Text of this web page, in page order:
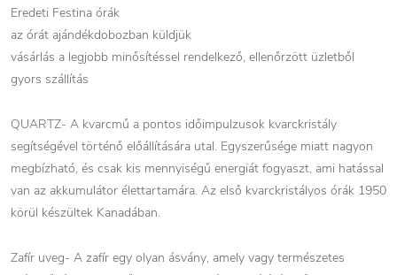
Eredeti Festina órák
az órát ajándékdobozban küldjük
vásárlás a legjobb minősítéssel rendelkező, ellenőrzött üzletből
gyors szállítás
QUARTZ- A kvarcmű a pontos időimpulzusok kvarckristály
segítségével történő előállítására utal. Egyszerűsége miatt nagyon
megbízható, és csak kis mennyiségű energiát fogyaszt, ami hatással
van az akkumulátor élettartamára. Az első kvarckristályos órák 1950
körül készültek Kanadában.
Zafír uveg- A zafír egy olyan ásvány, amely vagy természetes